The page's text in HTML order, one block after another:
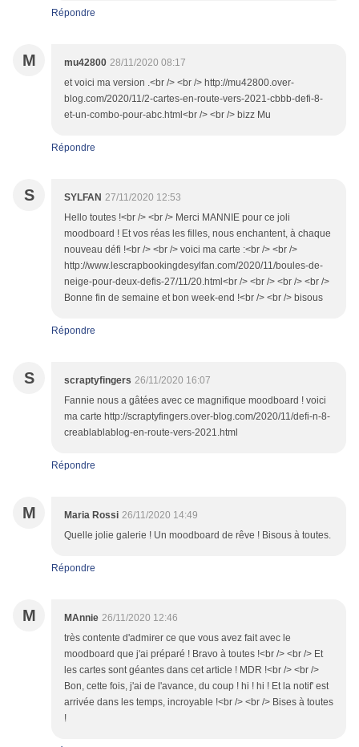
Répondre
M mu42800 28/11/2020 08:17
et voici ma version .<br /> <br /> http://mu42800.over-
blog.com/2020/11/2-cartes-en-route-vers-2021-cbbb-defi-8-
et-un-combo-pour-abc.html<br /> <br /> bizz Mu
Répondre
S SYLFAN 27/11/2020 12:53
Hello toutes !<br /> <br /> Merci MANNIE pour ce joli
moodboard ! Et vos réas les filles, nous enchantent, à chaque
nouveau défi !<br /> <br /> voici ma carte :<br /> <br />
http://www.lescrapbookingdesylfan.com/2020/11/boules-de-
neige-pour-deux-defis-27/11/20.html<br /> <br /> <br /> <br />
Bonne fin de semaine et bon week-end !<br /> <br /> bisous
Répondre
S scraptyfingers 26/11/2020 16:07
Fannie nous a gâtées avec ce magnifique moodboard ! voici
ma carte http://scraptyfingers.over-blog.com/2020/11/defi-n-8-
creablablablog-en-route-vers-2021.html
Répondre
M Maria Rossi 26/11/2020 14:49
Quelle jolie galerie ! Un moodboard de rêve ! Bisous à toutes.
Répondre
M MAnnie 26/11/2020 12:46
très contente d'admirer ce que vous avez fait avec le
moodboard que j'ai préparé ! Bravo à toutes !<br /> <br /> Et
les cartes sont géantes dans cet article ! MDR !<br /> <br />
Bon, cette fois, j'ai de l'avance, du coup ! hi ! hi ! Et la notif' est
arrivée dans les temps, incroyable !<br /> <br /> Bises à toutes
!